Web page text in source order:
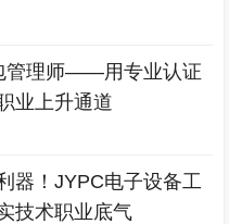
管理师——用专业认证
业上升通道
器！JYPC电子设备工
技术职业底气